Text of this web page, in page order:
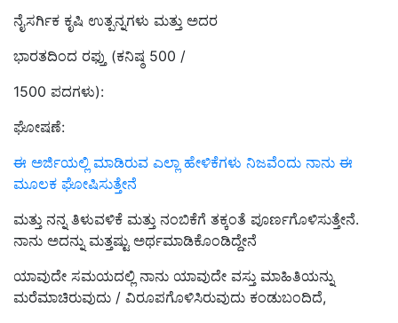
ನೈಸರ್ಗಿಕ ಕೃಷಿ ಉತ್ಪನ್ನಗಳು ಮತ್ತು ಅದರ
ಭಾರತದಿಂದ ರಫ್ತು (ಕನಿಷ್ಠ 500 /
1500 ಪದಗಳು):
ಘೋಷಣೆ:
ಈ ಅರ್ಜಿಯಲ್ಲಿ ಮಾಡಿರುವ ಎಲ್ಲಾ ಹೇಳಿಕೆಗಳು ನಿಜವೆಂದು ನಾನು ಈ
ಮೂಲಕ ಘೋಷಿಸುತ್ತೇನೆ
ಮತ್ತು ನನ್ನ ತಿಳುವಳಿಕೆ ಮತ್ತು ನಂಬಿಕೆಗೆ ತಕ್ಕಂತೆ ಪೂರ್ಣಗೊಳಿಸುತ್ತೇನೆ.
ನಾನು ಅದನ್ನು ಮತ್ತಷ್ಟು ಅರ್ಥಮಾಡಿಕೊಂಡಿದ್ದೇನೆ
ಯಾವುದೇ ಸಮಯದಲ್ಲಿ ನಾನು ಯಾವುದೇ ವಸ್ತು ಮಾಹಿತಿಯನ್ನು
ಮರೆಮಾಚಿರುವುದು / ವಿರೂಪಗೊಳಿಸಿರುವುದು ಕಂಡುಬಂದಿದೆ,